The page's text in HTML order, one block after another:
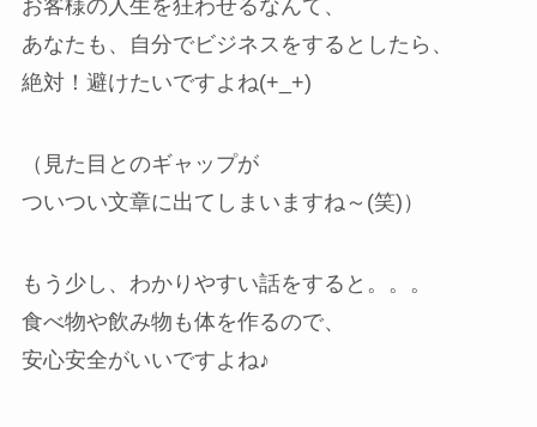
お客様の人生を狂わせるなんて、
あなたも、自分でビジネスをするとしたら、
絶対！避けたいですよね(+_+)
（見た目とのギャップが
ついつい文章に出てしまいますね～(笑)）
もう少し、わかりやすい話をすると。。。
食べ物や飲み物も体を作るので、
安心安全がいいですよね♪